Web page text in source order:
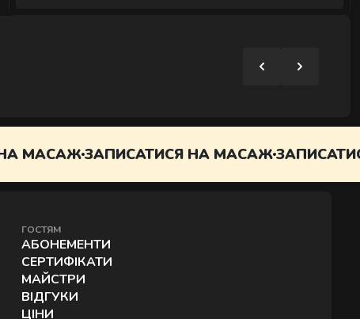
ЗАПИСАТИСЯ НА МАСАЖЗАПИСАТИСЯ НА
ГОСТЯМ
АБОНЕМЕНТИ
СЕРТИФІКАТИ
МАЙСТРИ
ВІДГУКИ
ЦІНИ